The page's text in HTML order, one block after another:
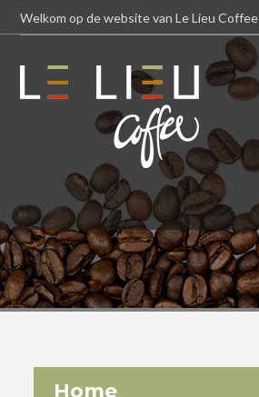
Welkom op de website van Le Lieu Coffee
Home